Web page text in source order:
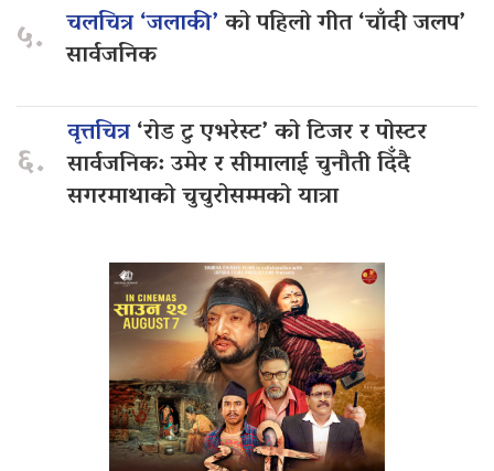
५. चलचित्र ‘जलाकी’को पहिलो गीत ‘चाँदी जलप’
सार्वजनिक
६.
वृत्तचित्र‘रोड टु एभरेस्ट’ को टिजर र पोस्टर
सार्वजनिक: उमेर र सीमालाई चुनौती दिँदै
सगरमाथाको चुचुरोसम्मको यात्रा